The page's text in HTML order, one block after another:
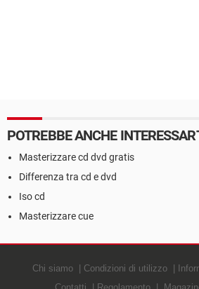
POTREBBE ANCHE
Masterizzare cd dvd gratis
Differenza tra cd e dvd
Iso cd
Masterizzare cue
Chi siamo Condizioni di utilizzo